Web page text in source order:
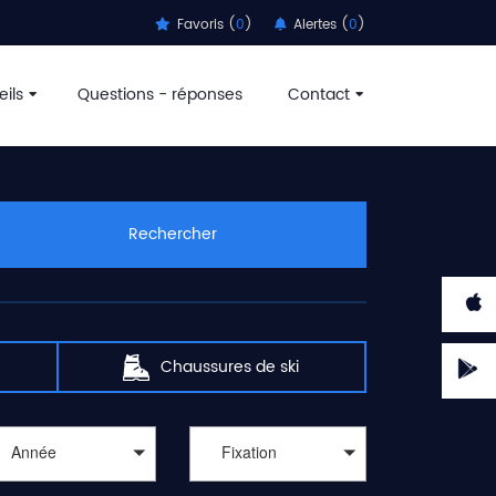
Favoris (0) Alertes (0)
Questions - réponses Contact
speck sports, montaz, amazon, c-discount,
de
trouver des offres de ski pas cher
blizzard, black crows, apo, armada, atomic, dynafit,
vous démange, l'appel des télésièges, téléskis et
Rechercher
Chaussures de ski
Année Fixation